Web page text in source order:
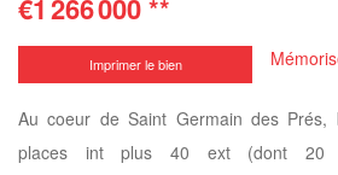
€1 266 000**
Imprimer le bien
Au coeur de Saint Germain des Prés,
places int plus 40 ext (dont 20